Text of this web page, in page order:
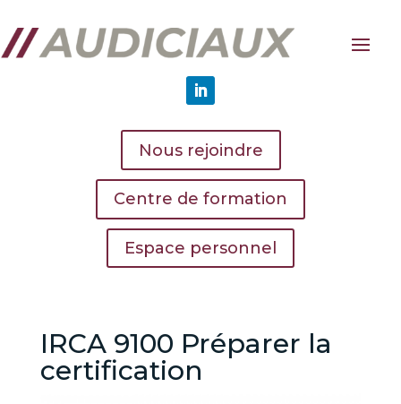
Nous rejoindre
Centre de formation
Espace personnel
IRCA 9100 Préparer la
certification